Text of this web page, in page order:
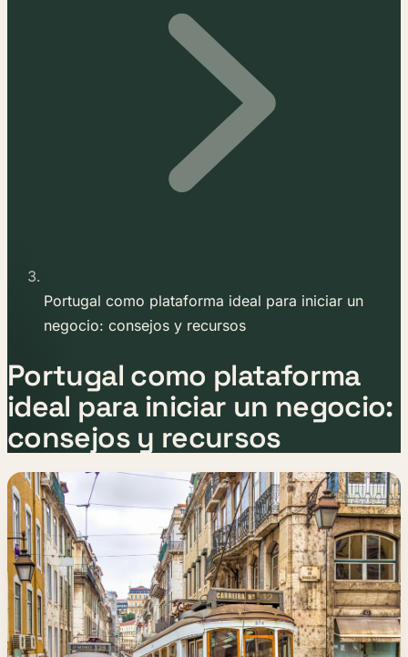
Portugal como plataforma ideal para iniciar un
negocio: consejos y recursos
Portugal como plataforma
ideal para iniciar un negocio:
consejos y recursos